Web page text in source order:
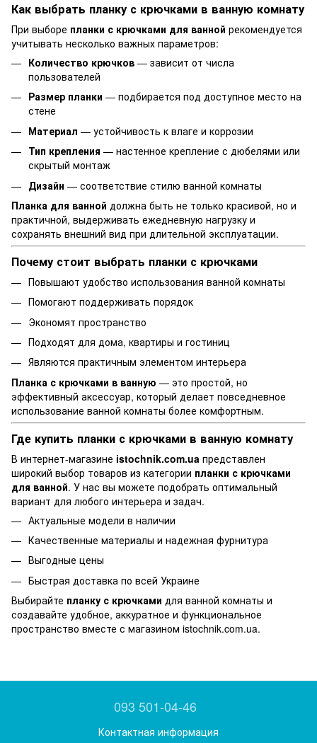
Как выбрать планку с крючками в ванную комнату
При выборе планки с крючками для ванной рекомендуется
учитывать несколько важных параметров:
Количество крючков — зависит от числа
пользователей
Размер планки — подбирается под доступное место на
стене
Материал — устойчивость к влаге и коррозии
Тип крепления — настенное крепление с дюбелями или
скрытый монтаж
Дизайн — соответствие стилю ванной комнаты
Планка для ванной должна быть не только красивой, но и
практичной, выдерживать ежедневную нагрузку и
сохранять внешний вид при длительной эксплуатации.
Почему стоит выбрать планки с крючками
Повышают удобство использования ванной комнаты
Помогают поддерживать порядок
Экономят пространство
Подходят для дома, квартиры и гостиниц
Являются практичным элементом интерьера
Планка с крючками в ванную — это простой, но
эффективный аксессуар, который делает повседневное
использование ванной комнаты более комфортным.
Где купить планки с крючками в ванную комнату
В интернет-магазине istochnik.com.ua представлен
широкий выбор товаров из категории планки с крючками
для ванной. У нас вы можете подобрать оптимальный
вариант для любого интерьера и задач.
Актуальные модели в наличии
Качественные материалы и надежная фурнитура
Выгодные цены
Быстрая доставка по всей Украине
Выбирайте планку с крючками для ванной комнаты и
создавайте удобное, аккуратное и функциональное
пространство вместе с магазином istochnik.com.ua.
093 501-04-46
Контактная информация